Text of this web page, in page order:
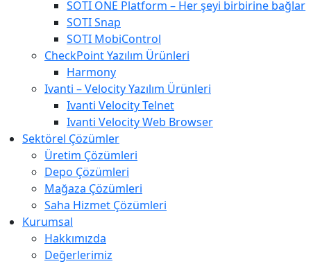
SOTI ONE Platform – Her şeyi birbirine bağlar
SOTI Snap
SOTI MobiControl
CheckPoint Yazılım Ürünleri
Harmony
Ivanti – Velocity Yazılım Ürünleri
Ivanti Velocity Telnet
Ivanti Velocity Web Browser
Sektörel Çözümler
Üretim Çözümleri
Depo Çözümleri
Mağaza Çözümleri
Saha Hizmet Çözümleri
Kurumsal
Hakkımızda
Değerlerimiz